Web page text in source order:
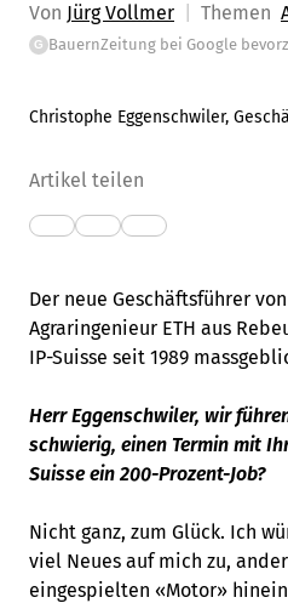
Von Jürg Vollmer Themen
G BauernZeitung bei Google
Christophe Eggenschwiler,
Artikel teilen
Der neue Geschäftsführer
Agraringenieur ETH aus
IP-Suisse seit 1989
Herr Eggenschwiler, wir
schwierig, einen Termin mit
Suisse ein 200-Prozent-Job?
Nicht ganz, zum Glück. Ich
viel Neues auf mich zu,
eingespielten «Motor»